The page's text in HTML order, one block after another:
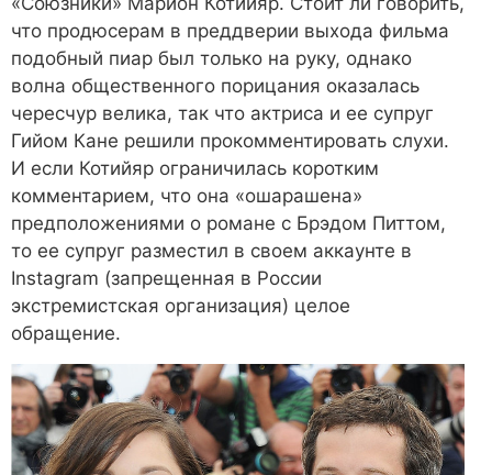
что продюсерам в преддверии выхода фильма
подобный пиар был только на руку, однако
волна общественного порицания оказалась
чересчур велика, так что актриса и ее супруг
Гийом Кане решили прокомментировать слухи.
И если Котийяр ограничилась коротким
комментарием, что она «ошарашена»
предположениями о романе с Брэдом Питтом,
то ее супруг разместил в своем аккаунте в
Instagram (запрещенная в России
экстремистская организация) целое
обращение.